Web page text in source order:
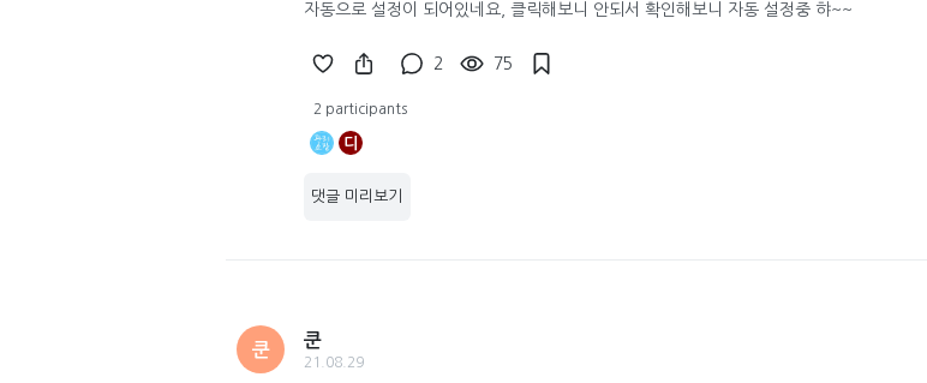
자동으로 설정이 되어있네요, 클릭해보니 안되서 확인해보니 자동 설정중 햐~~
2 75
2 participants
디
댓글 미리보기
쿤
쿤
21.08.29